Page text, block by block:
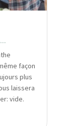
façon
plus
laissera
vide.